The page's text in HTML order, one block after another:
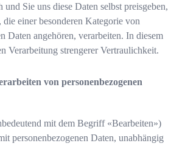
Sie uns diese Daten selbst preisgeben,
einer besonderen Kategorie von
Daten angehören, verarbeiten. In diesem
Verarbeitung strengerer Vertraulichkeit.
von personenbezogenen
mit dem Begriff «Bearbeiten»)
personenbezogenen Daten, unabhängig